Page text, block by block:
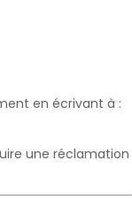
en écrivant à :
une réclamation